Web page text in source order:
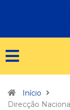
Início
Direcção